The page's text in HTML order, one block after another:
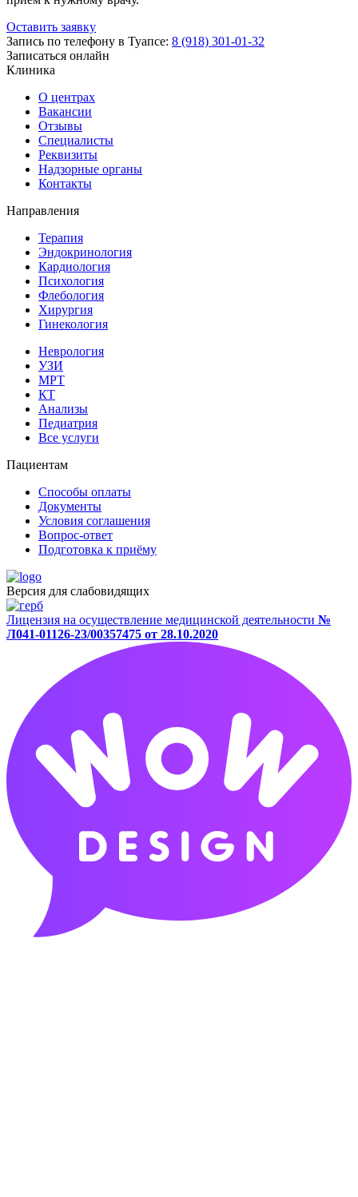
Оставить заявку
Запись по телефону в Туапсе: 8 (918) 301-01-32
Записаться онлайн
Клиника
О центрах
Вакансии
Отзывы
Специалисты
Реквизиты
Надзорные органы
Контакты
Направления
Терапия
Эндокринология
Кардиология
Психология
Флебология
Хирургия
Гинекология
Неврология
УЗИ
МРТ
КТ
Анализы
Педиатрия
Все услуги
Пациентам
Способы оплаты
Документы
Условия соглашения
Вопрос-ответ
Подготовка к приёму
Версия для слабовидящих
Лицензия на осуществление медицинской деятельности №
Л041-01126-23/00357475 от 28.10.2020